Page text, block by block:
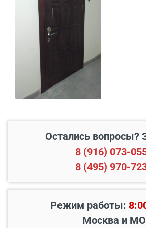
В пределах МКАД и в
радиусе 20 км от него
Свыше 20 км от МКАД
Подъем до квартиры
Остались вопросы?
8 (916) 073-
8 (495) 970-
Режим работы:
Москва и МО